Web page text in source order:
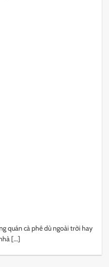
quán cà phê dù ngoài trời hay
[...]